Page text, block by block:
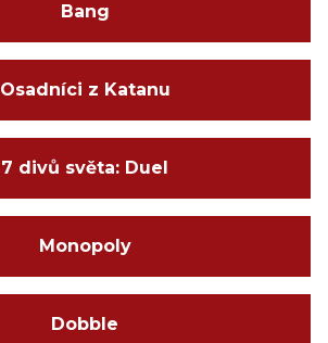
Bang
Osadníci z Katanu
7 divů světa: Duel
Monopoly
Dobble